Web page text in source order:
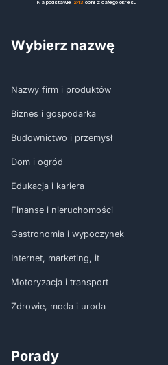
Na podstawie 243 opinii z całego okresu
Wybierz nazwę
Nazwy firm i produktów
Biznes i gospodarka
Budownictwo i przemysł
Dom i ogród
Edukacja i kariera
Finanse i nieruchomości
Gastronomia i wypoczynek
Internet, marketing, it
Motoryzacja i transport
Zdrowie, moda i uroda
Porady